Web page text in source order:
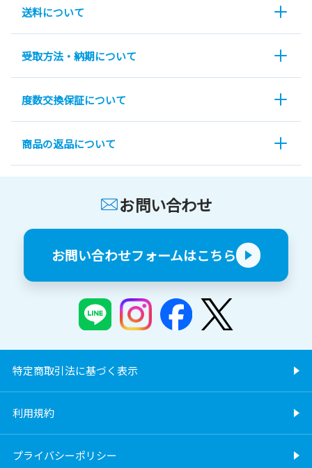
送料について
受取方法・納期について
度数交換保証について
商品の返品について
お問い合わせ
お問い合わせフォームはこちら
特定商取引法に基づく表示
利用規約
プライバシーポリシー